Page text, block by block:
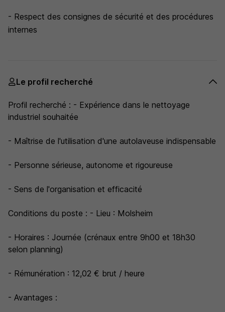
- Respect des consignes de sécurité et des procédures
internes
Le profil recherché
Profil recherché : - Expérience dans le nettoyage
industriel souhaitée
- Maîtrise de l'utilisation d'une autolaveuse indispensable
- Personne sérieuse, autonome et rigoureuse
- Sens de l'organisation et efficacité
Conditions du poste : - Lieu : Molsheim
- Horaires : Journée (crénaux entre 9h00 et 18h30
selon planning)
- Rémunération : 12,02 € brut / heure
- Avantages :